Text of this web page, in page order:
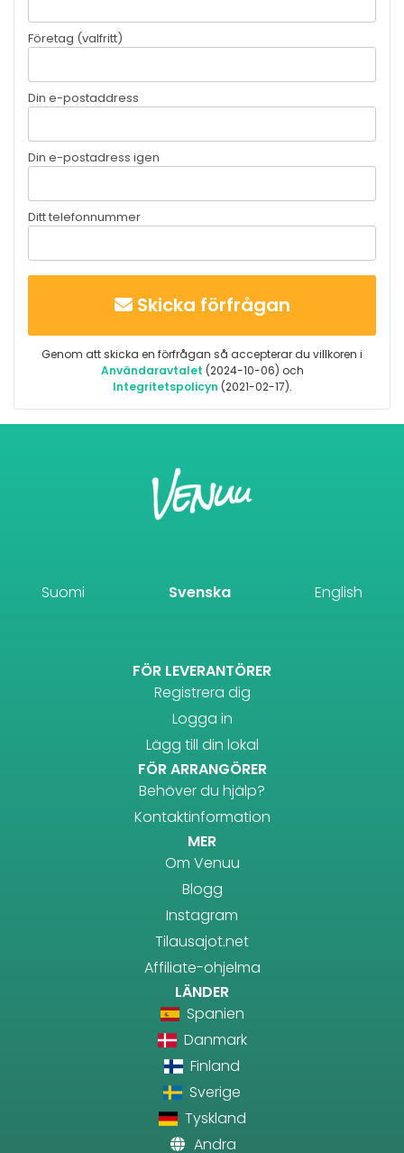
Företag (valfritt)
Din e-postaddress
Din e-postadress igen
Ditt telefonnummer
Skicka förfrågan
Genom att skicka en förfrågan så accepterar du villkoren i
Användaravtalet (2024-10-06) och
Integritetspolicyn (2021-02-17).
Suomi Svenska English
FÖR LEVERANTÖRER
Registrera dig
Logga in
Lägg till din lokal
FÖR ARRANGÖRER
Behöver du hjälp?
Kontaktinformation
MER
Om Venuu
Blogg
Instagram
Tilausajot.net
Affiliate-ohjelma
LÄNDER
Spanien
Danmark
Finland
Sverige
Tyskland
Andra